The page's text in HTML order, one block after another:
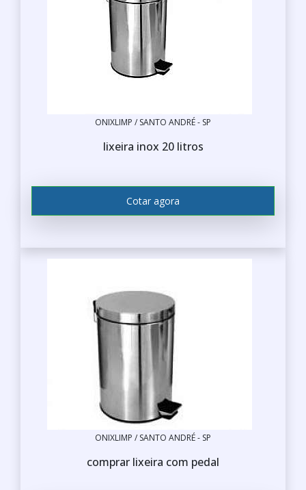
ONIXLIMP / SANTO ANDRÉ - SP
lixeira inox 20 litros
Cotar agora
ONIXLIMP / SANTO ANDRÉ - SP
comprar lixeira com pedal